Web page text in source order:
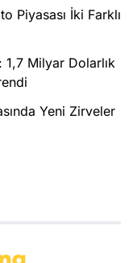
Piyasası İki Farklı
1,7 Milyar Dolarlık
Yeni Zirveler